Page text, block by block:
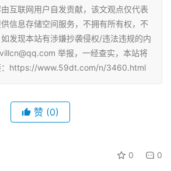
互联网用户自发贡献，该文观点仅代表
信息存储空间服务，不拥有所有权，不
发现本站有涉嫌抄袭侵权/违法违规的内
举报，一经查实，本站将
：https://www.59dt.com/n/3460.html
赞 (0)
0 0